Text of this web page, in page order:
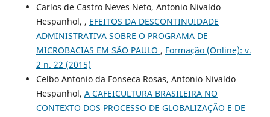
Carlos de Castro Neves Neto, Antonio Nivaldo
Hespanhol, , EFEITOS DA DESCONTINUIDADE
ADMINISTRATIVA SOBRE O PROGRAMA DE
MICROBACIAS EM SÃO PAULO , Formação (Online): v.
2 n. 22 (2015)
Celbo Antonio da Fonseca Rosas, Antonio Nivaldo
Hespanhol, A CAFEICULTURA BRASILEIRA NO
CONTEXTO DOS PROCESSO DE GLOBALIZAÇÃO E DE